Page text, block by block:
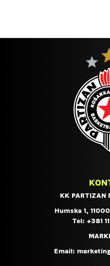
KK PARTIZAN
Humska 1,
Tel: +381
Email: